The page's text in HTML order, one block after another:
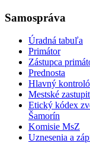
Samospráva
Úradná tabuľa
Primátor
Zástupca
Prednosta
Hlavný
Mestské
Etický kódex
Šamorín
Komisie MsZ
Uznesenia a